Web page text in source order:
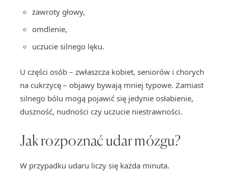
zawroty głowy,
omdlenie,
uczucie silnego lęku.
U części osób – zwłaszcza kobiet, seniorów i chorych
na cukrzycę – objawy bywają mniej typowe. Zamiast
silnego bólu mogą pojawić się jedynie osłabienie,
duszność, nudności czy uczucie niestrawności.
Jak rozpoznać udar mózgu?
W przypadku udaru liczy się każda minuta.